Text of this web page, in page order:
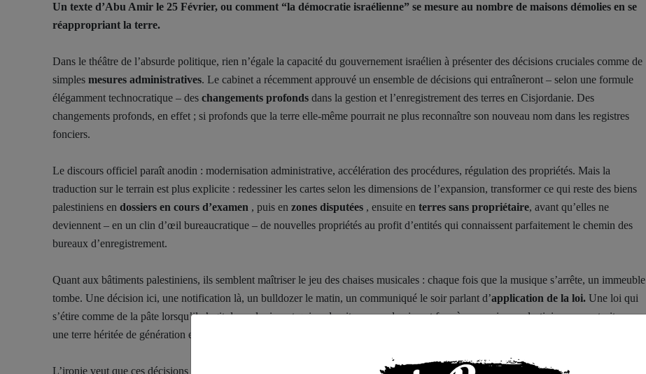
Un texte d’Abu Amir le 25 Février, ou comment “la démocratie israélienne” se mesure au nombre de maisons démolies en se
réappropriant la terre.
Dans le théâtre de l’absurde politique, rien n’égale la capacité du gouvernement israélien à présenter des décisions cruciales comme de
simples mesures administratives. Le cabinet a récemment approuvé un ensemble de décisions qui entraîneront – selon une formule
élégamment technocratique – des changements profonds dans la gestion et l’enregistrement des terres en Cisjordanie. Des
changements profonds, en effet ; si profonds que la terre elle-même pourrait ne plus reconnaître son nouveau nom dans les registres
fonciers.
Le discours officiel paraît anodin : modernisation administrative, accélération des procédures, régulation des propriétés. Mais la
traduction sur le terrain est plus explicite : redessiner les cartes selon les dimensions de l’expansion, transformer ce qui reste des biens
palestiniens en dossiers en cours d’examen , puis en zones disputées , ensuite en terres sans propriétaire, avant qu’elles ne
deviennent – en un clin d’œil bureaucratique – de nouvelles propriétés au profit d’entités qui connaissent parfaitement le chemin des
bureaux d’enregistrement.
Quant aux bâtiments palestiniens, ils semblent maîtriser le jeu des chaises musicales : chaque fois que la musique s’arrête, un immeuble
tombe. Une décision ici, une notification là, un bulldozer le matin, un communiqué le soir parlant d’application de la loi. Une loi qui
s’étire comme de la pâte lorsqu’il s’agit des colonies, et qui se durcit comme du ciment face à une maison palestinienne construite sur
une terre héritée de génération en génération.
L’ironie veut que ces décisions soient parfois présentées comme un aménagement urbaindestiné à renforcer la gouvernance. Comme